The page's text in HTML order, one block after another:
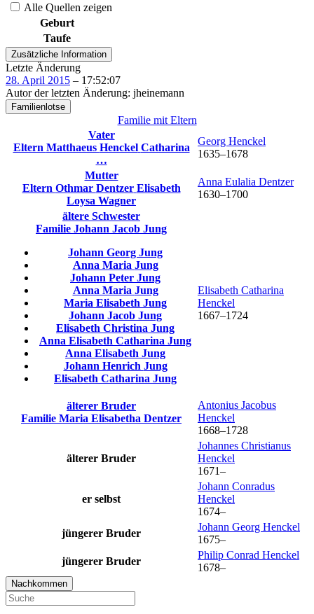
Alle Quellen zeigen
Geburt
Taufe
Zusätzliche Information
Letzte Änderung
28. April 2015 – 17:52:07
Autor der letzten Änderung: jheinemann
Familienlotse
Familie mit Eltern
Vater
Eltern Matthaeus Henckel Catharina
…
Georg Henckel
1635–1678
Mutter
Eltern Othmar Dentzer Elisabeth
Loysa Wagner
Anna Eulalia Dentzer
1630–1700
ältere Schwester
Familie Johann Jacob Jung
Johann Georg Jung
Anna Maria Jung
Johann Peter Jung
Anna Maria Jung
Maria Elisabeth Jung
Johann Jacob Jung
Elisabeth Christina Jung
Anna Elisabeth Catharina Jung
Anna Elisabeth Jung
Johann Henrich Jung
Elisabeth Catharina Jung
Elisabeth Catharina
Henckel
1667–1724
älterer Bruder
Familie Maria Elisabetha Dentzer
Antonius Jacobus
Henckel
1668–1728
älterer Bruder
Johannes Christianus
Henckel
1671–
er selbst
Johann Conradus
Henckel
1674–
jüngerer Bruder
Johann Georg Henckel
1675–
jüngerer Bruder
Philip Conrad Henckel
1678–
Nachkommen